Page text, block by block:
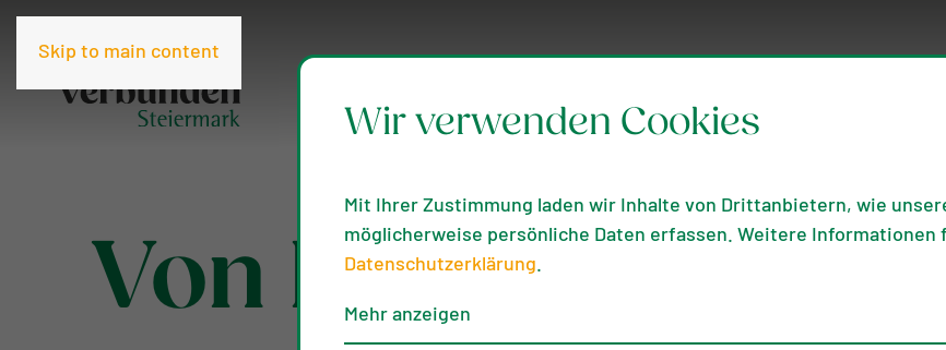
Skip to main content
Von
Wir verwenden Cookies
Mit Ihrer Zustimmung laden wir Inhalte von Drittanbietern, wie
möglicherweise persönliche Daten erfassen. Weitere Informationen
Datenschutzerklärung.
Mehr anzeigen